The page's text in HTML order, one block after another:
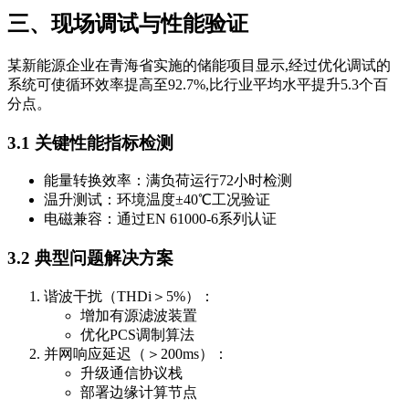
三、现场调试与性能验证
某新能源企业在青海省实施的储能项目显示,经过优化调试的
系统可使循环效率提高至92.7%,比行业平均水平提升5.3个百
分点。
3.1 关键性能指标检测
能量转换效率：满负荷运行72小时检测
温升测试：环境温度±40℃工况验证
电磁兼容：通过EN 61000-6系列认证
3.2 典型问题解决方案
谐波干扰（THDi＞5%）：
增加有源滤波装置
优化PCS调制算法
并网响应延迟（＞200ms）：
升级通信协议栈
部署边缘计算节点